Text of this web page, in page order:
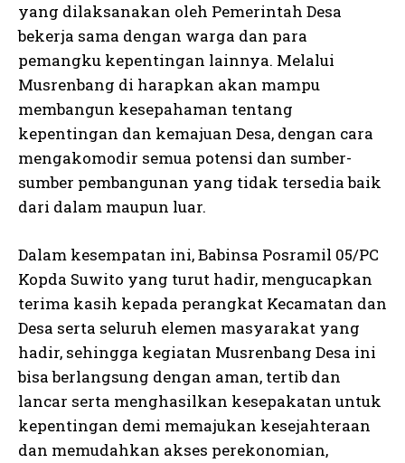
yang dilaksanakan oleh Pemerintah Desa
bekerja sama dengan warga dan para
pemangku kepentingan lainnya. Melalui
Musrenbang di harapkan akan mampu
membangun kesepahaman tentang
kepentingan dan kemajuan Desa, dengan cara
mengakomodir semua potensi dan sumber-
sumber pembangunan yang tidak tersedia baik
dari dalam maupun luar.
Dalam kesempatan ini, Babinsa Posramil 05/PC
Kopda Suwito yang turut hadir, mengucapkan
terima kasih kepada perangkat Kecamatan dan
Desa serta seluruh elemen masyarakat yang
hadir, sehingga kegiatan Musrenbang Desa ini
bisa berlangsung dengan aman, tertib dan
lancar serta menghasilkan kesepakatan untuk
kepentingan demi memajukan kesejahteraan
dan memudahkan akses perekonomian,